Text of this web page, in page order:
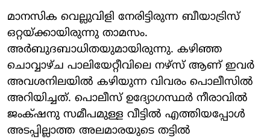
മാനസിക വെല്ലുവിളി നേരിട്ടിരുന്ന ബീയാട്രിസ്
ഒറ്റയ്ക്കായിരുന്നു താമസം.
അർബുദബാധിതയുമായിരുന്നു. കഴിഞ്ഞ
ചൊവ്വാഴ്ച പാലിയേറ്റീവിലെ നഴ്സ് ആണ് ഇവർ
അവശനിലയിൽ കഴിയുന്ന വിവരം പൊലീസിൽ
അറിയിച്ചത്. പൊലീസ് ഉദ്യോ​ഗസ്ഥർ നീരാവിൽ
ജംക്‌ഷനു സമീപമുള്ള വീട്ടിൽ എത്തിയപ്പോൾ
അടപ്പില്ലാത്ത അലമാരയുടെ തട്ടിൽ